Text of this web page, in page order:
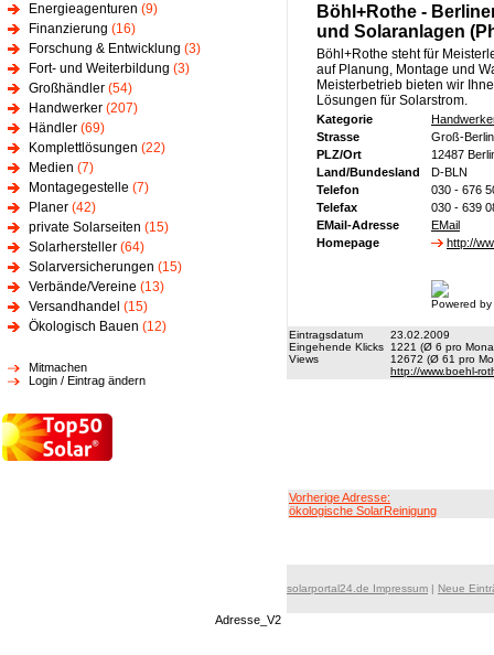
Energieagenturen (9)
Finanzierung (16)
Forschung & Entwicklung (3)
Fort- und Weiterbildung (3)
Großhändler (54)
Handwerker (207)
Händler (69)
Komplettlösungen (22)
Medien (7)
Montagegestelle (7)
Planer (42)
private Solarseiten (15)
Solarhersteller (64)
Solarversicherungen (15)
Verbände/Vereine (13)
Versandhandel (15)
Ökologisch Bauen (12)
Mitmachen
Login / Eintrag ändern
Böhl+Rothe -
und Solaranlagen
Böhl+Rothe steht für
auf Planung, Montage und
Meisterbetrieb bieten wir
Lösungen für Solarstrom.
Kategorie
Strasse
Groß-
PLZ/Ort
12487
Land/Bundesland
D-BLN
Telefon
030 - 676
Telefax
030 - 639
EMail-Adresse
EMail
Homepage
http://
Powered
Eintragsdatum
23.02.2009
Eingehende Klicks 1221 (Ø 6 pro
Views
12672 (Ø 61 pro
http://www.boehl-
Vorherige Adresse:
ökologische SolarReinigung
solarportal24.de Impressum | Neue
Adresse_V2